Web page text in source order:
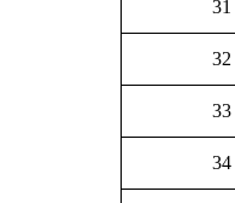
31
32
33
34